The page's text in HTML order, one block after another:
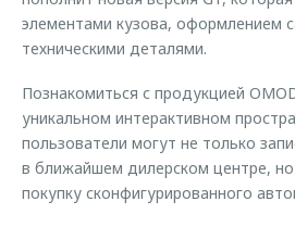
элементами кузова, оформлением
техническими деталями.
Познакомиться с продукцией
уникальном интерактивном
пользователи могут не только
в ближайшем дилерском центре,
покупку сконфигурированного